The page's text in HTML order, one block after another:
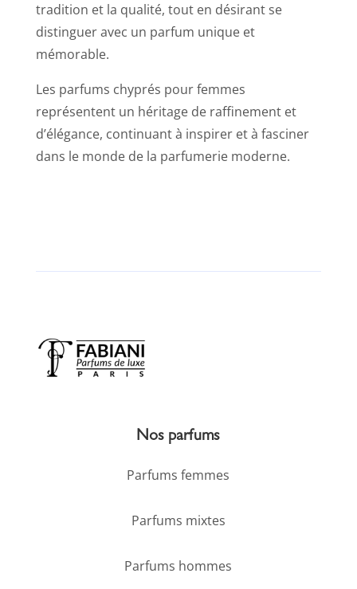
tradition et la qualité, tout en désirant se
distinguer avec un parfum unique et
mémorable.
Les parfums chyprés pour femmes
représentent un héritage de raffinement et
d’élégance, continuant à inspirer et à fasciner
dans le monde de la parfumerie moderne.
Nos parfums
Parfums femmes
Parfums mixtes
Parfums hommes